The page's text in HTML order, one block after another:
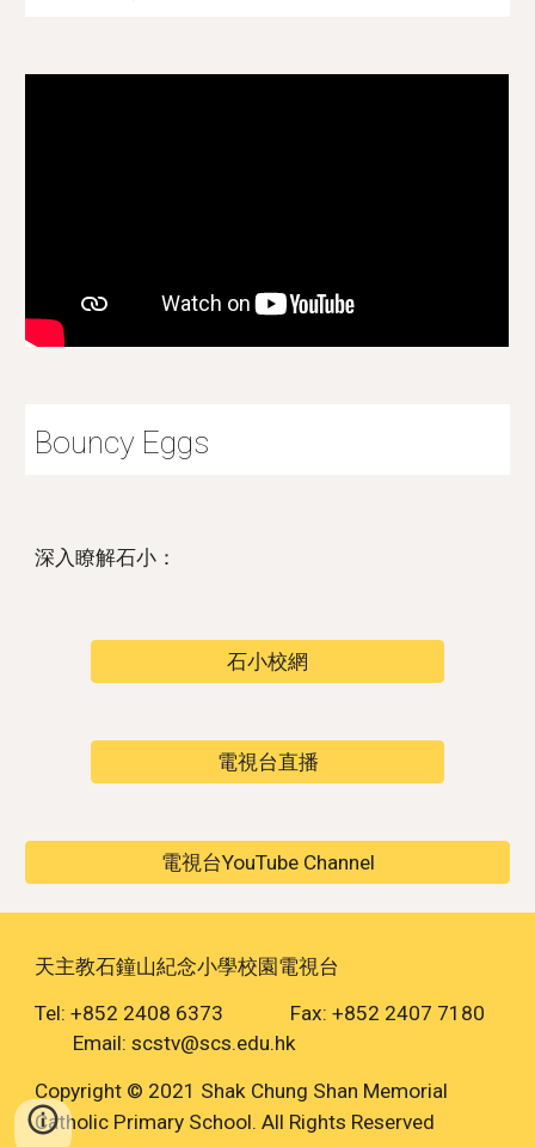
Bouncy Eggs
深入瞭解石小：
石小校網
電視台直播
電視台YouTube Channel
天主教石鐘山紀念小學校園電視台
Tel: +852 2408 6373 Fax: +852 2407 7180
Email: scstv@scs.edu.hk
Copyright © 2021 Shak Chung Shan Memorial
Catholic Primary School. All Rights Reserved